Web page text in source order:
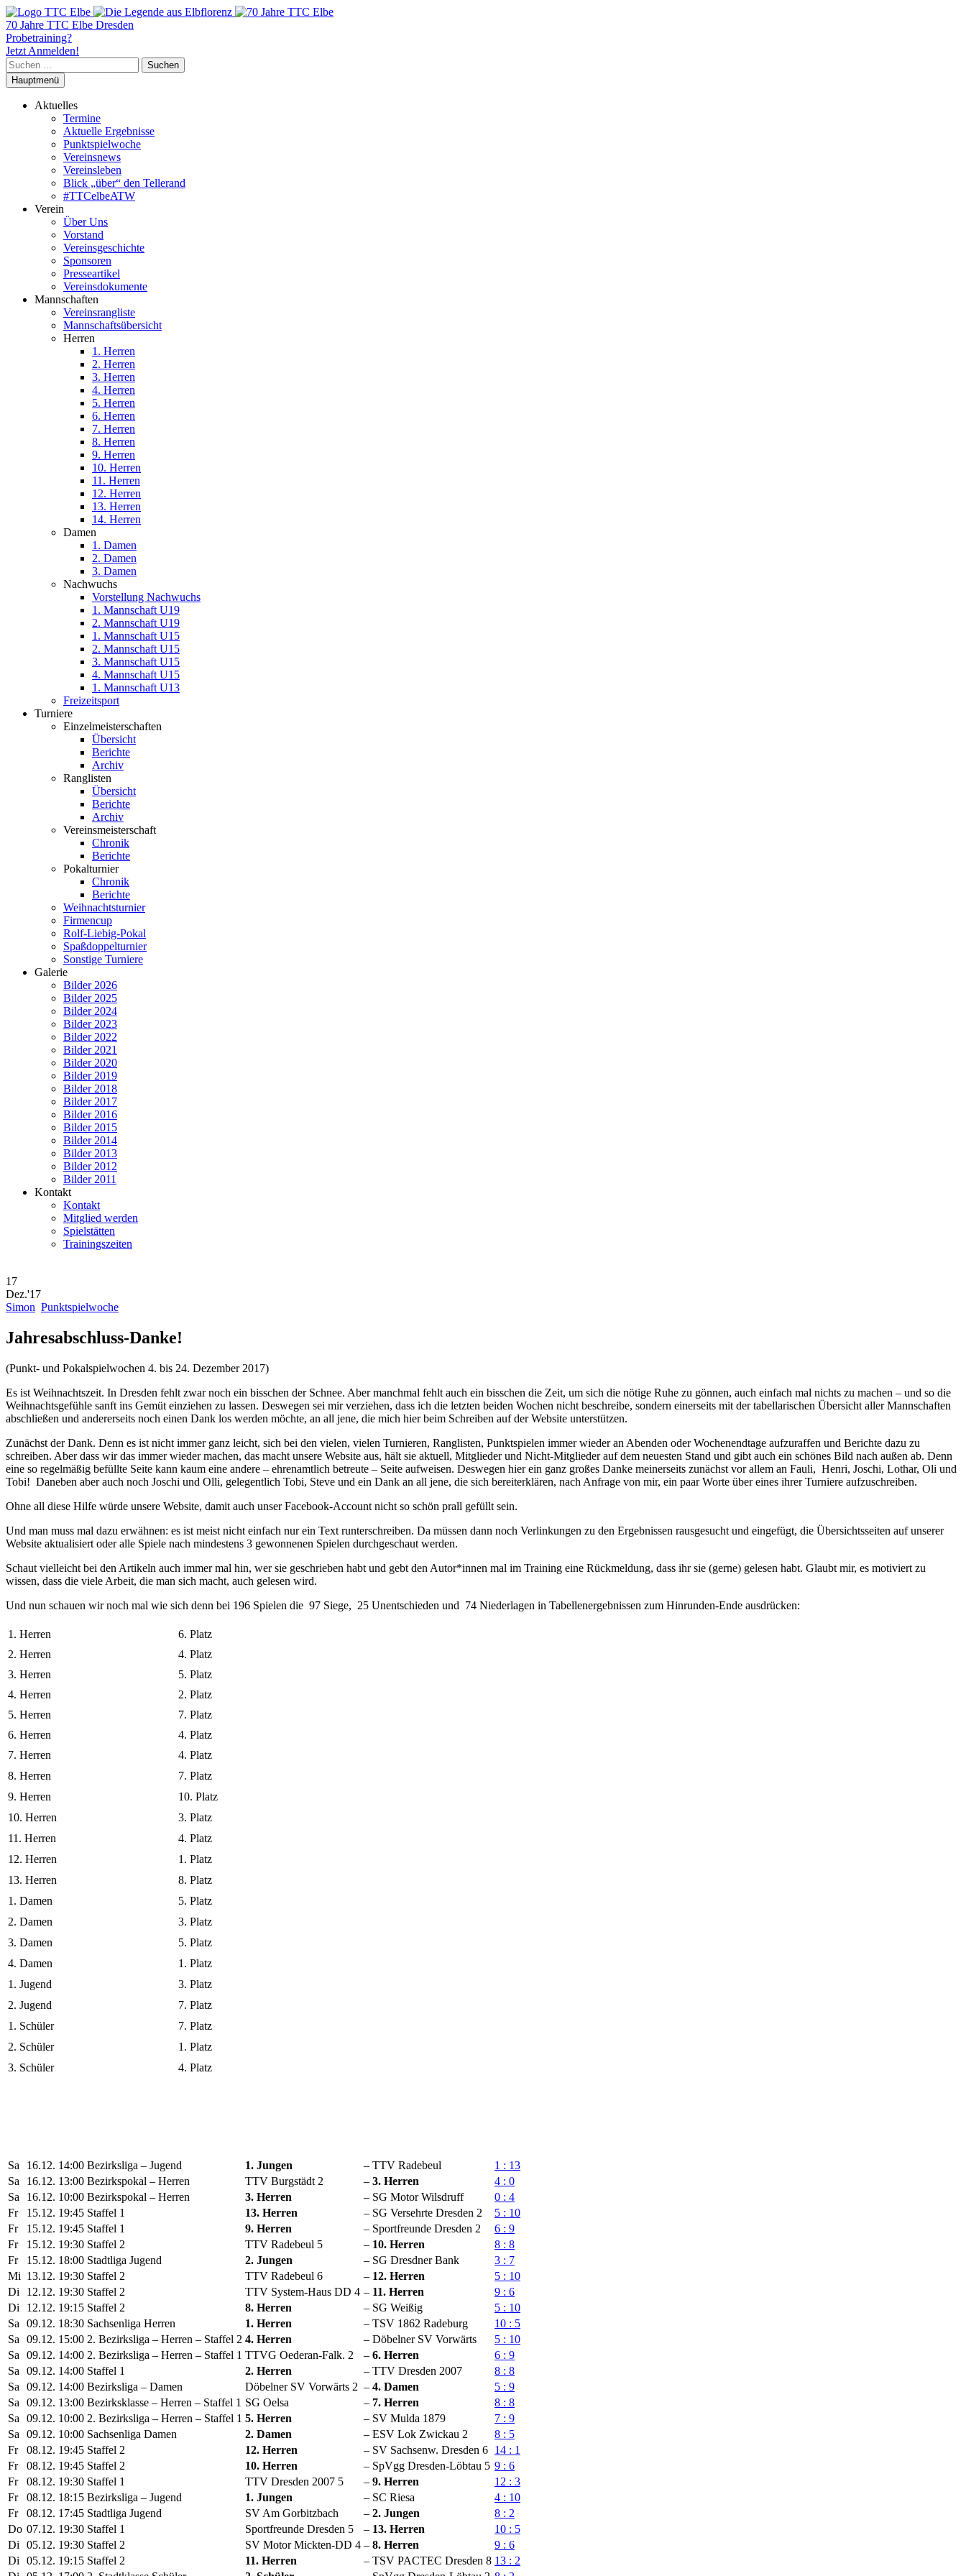
70 Jahre TTC Elbe Dresden
Probetraining?
Jetzt Anmelden!
Suchen
nach:
Hauptmenü
Aktuelles
Termine
Aktuelle Ergebnisse
Punktspielwoche
Vereinsnews
Vereinsleben
Blick „über“ den Tellerand
#TTCelbeATW
Verein
Über Uns
Vorstand
Vereinsgeschichte
Sponsoren
Presseartikel
Vereinsdokumente
Mannschaften
Vereinsrangliste
Mannschaftsübersicht
Herren
1. Herren
2. Herren
3. Herren
4. Herren
5. Herren
6. Herren
7. Herren
8. Herren
9. Herren
10. Herren
11. Herren
12. Herren
13. Herren
14. Herren
Damen
1. Damen
2. Damen
3. Damen
Nachwuchs
Vorstellung Nachwuchs
1. Mannschaft U19
2. Mannschaft U19
1. Mannschaft U15
2. Mannschaft U15
3. Mannschaft U15
4. Mannschaft U15
1. Mannschaft U13
Freizeitsport
Turniere
Einzelmeisterschaften
Übersicht
Berichte
Archiv
Ranglisten
Übersicht
Berichte
Archiv
Vereinsmeisterschaft
Chronik
Berichte
Pokalturnier
Chronik
Berichte
Weihnachtsturnier
Firmencup
Rolf-Liebig-Pokal
Spaßdoppelturnier
Sonstige Turniere
Galerie
Bilder 2026
Bilder 2025
Bilder 2024
Bilder 2023
Bilder 2022
Bilder 2021
Bilder 2020
Bilder 2019
Bilder 2018
Bilder 2017
Bilder 2016
Bilder 2015
Bilder 2014
Bilder 2013
Bilder 2012
Bilder 2011
Kontakt
Kontakt
Mitglied werden
Spielstätten
Trainingszeiten
17
Dez.'17
Simon Punktspielwoche
Jahresabschluss-Danke!
(Punkt- und Pokalspielwochen 4. bis 24. Dezember 2017)
Es ist Weihnachtszeit. In Dresden fehlt zwar noch ein bisschen der Schnee. Aber manchmal fehlt auch ein bisschen die Zeit, um sich die nötige Ruhe zu gönnen, auch einfach mal nichts zu machen – und so die
Weihnachtsgefühle sanft ins Gemüt einziehen zu lassen. Deswegen sei mir verziehen, dass ich die letzten beiden Wochen nicht beschreibe, sondern einerseits mit der tabellarischen Übersicht aller Mannschaften
abschließen und andererseits noch einen Dank los werden möchte, an all jene, die mich hier beim Schreiben auf der Website unterstützen.
Zunächst der Dank. Denn es ist nicht immer ganz leicht, sich bei den vielen, vielen Turnieren, Ranglisten, Punktspielen immer wieder an Abenden oder Wochenendtage aufzuraffen und Berichte dazu zu
schreiben. Aber dass wir das immer wieder machen, das macht unsere Website aus, hält sie aktuell, Mitglieder und Nicht-Mitglieder auf dem neuesten Stand und gibt auch ein schönes Bild nach außen ab. Denn
eine so regelmäßig befüllte Seite kann kaum eine andere – ehrenamtlich betreute – Seite aufweisen. Deswegen hier ein ganz großes Danke meinerseits zunächst vor allem an Fauli, Henri, Joschi, Lothar, Oli und
Tobi! Daneben aber auch noch Joschi und Olli, gelegentlich Tobi, Steve und ein Dank an all jene, die sich bereiterklären, nach Anfrage von mir, ein paar Worte über eines ihrer Turniere aufzuschreiben.
Ohne all diese Hilfe würde unsere Website, damit auch unser Facebook-Account nicht so schön prall gefüllt sein.
Und man muss mal dazu erwähnen: es ist meist nicht einfach nur ein Text runterschreiben. Da müssen dann noch Verlinkungen zu den Ergebnissen rausgesucht und eingefügt, die Übersichtsseiten auf unserer
Website aktualisiert oder alle Spiele nach mindestens 3 gewonnenen Spielen durchgeschaut werden.
Schaut vielleicht bei den Artikeln auch immer mal hin, wer sie geschrieben habt und gebt den Autor*innen mal im Training eine Rückmeldung, dass ihr sie (gerne) gelesen habt. Glaubt mir, es motiviert zu
wissen, dass die viele Arbeit, die man sich macht, auch gelesen wird.
Und nun schauen wir noch mal wie sich denn bei 196 Spielen die 97 Siege, 25 Unentschieden und 74 Niederlagen in Tabellenergebnissen zum Hinrunden-Ende ausdrücken:
1. Herren
6. Platz
2. Herren
4. Platz
3. Herren
5. Platz
4. Herren
2. Platz
5. Herren
7. Platz
6. Herren
4. Platz
7. Herren
4. Platz
8. Herren
7. Platz
9. Herren
10. Platz
10. Herren
3. Platz
11. Herren
4. Platz
12. Herren
1. Platz
13. Herren
8. Platz
1. Damen
5. Platz
2. Damen
3. Platz
3. Damen
5. Platz
4. Damen
1. Platz
1. Jugend
3. Platz
2. Jugend
7. Platz
1. Schüler
7. Platz
2. Schüler
1. Platz
3. Schüler
4. Platz
Sa 16.12. 14:00 Bezirksliga – Jugend 1. Jungen – TTV Radebeul
1 : 13
Sa
16.12. 13:00 Bezirkspokal – Herren TTV Burgstädt 2 – 3. Herren
4 : 0
Sa
16.12. 10:00 Bezirkspokal – Herren 3. Herren – SG Motor Wilsdruff
0 : 4
Fr
15.12. 19:45 Staffel 1 13. Herren – SG Versehrte Dresden 2
5 : 10
Fr
15.12. 19:45 Staffel 1 9. Herren – Sportfreunde Dresden 2
6 : 9
Fr
15.12. 19:30 Staffel 2 TTV Radebeul 5 – 10. Herren
8 : 8
Fr
15.12. 18:00 Stadtliga Jugend 2. Jungen – SG Dresdner Bank
3 : 7
Mi 13.12. 19:30 Staffel 2 TTV Radebeul 6 – 12. Herren
5 : 10
Di
12.12. 19:30 Staffel 2 TTV System-Haus DD 4 – 11. Herren
9 : 6
Di
12.12. 19:15 Staffel 2 8. Herren – SG Weißig
5 : 10
Sa
09.12. 18:30 Sachsenliga Herren 1. Herren – TSV 1862 Radeburg
10 : 5
Sa
09.12. 15:00 2. Bezirksliga – Herren – Staffel 2 4. Herren – Döbelner SV Vorwärts
5 : 10
Sa
09.12. 14:00 2. Bezirksliga – Herren – Staffel 1 TTVG Oederan-Falk. 2 – 6. Herren
6 : 9
Sa
09.12. 14:00 Staffel 1 2. Herren – TTV Dresden 2007
8 : 8
Sa
09.12. 14:00 Bezirksliga – Damen Döbelner SV Vorwärts 2 – 4. Damen
5 : 9
Sa
09.12. 13:00 Bezirksklasse – Herren – Staffel 1 SG Oelsa – 7. Herren
8 : 8
Sa
09.12. 10:00 2. Bezirksliga – Herren – Staffel 1 5. Herren – SV Mulda 1879
7 : 9
Sa
09.12. 10:00 Sachsenliga Damen 2. Damen – ESV Lok Zwickau 2
8 : 5
Fr
08.12. 19:45 Staffel 2 12. Herren – SV Sachsenw. Dresden 6 14 : 1
Fr
08.12. 19:45 Staffel 2 10. Herren – SpVgg Dresden-Löbtau 5 9 : 6
Fr
08.12. 19:30 Staffel 1 TTV Dresden 2007 5 – 9. Herren
12 : 3
Fr
08.12. 18:15 Bezirksliga – Jugend 1. Jungen – SC Riesa
4 : 10
Fr
08.12. 17:45 Stadtliga Jugend SV Am Gorbitzbach – 2. Jungen
8 : 2
Do 07.12. 19:30 Staffel 1 Sportfreunde Dresden 5 – 13. Herren
10 : 5
Di
05.12. 19:30 Staffel 2 SV Motor Mickten-DD 4 – 8. Herren
9 : 6
Di
05.12. 19:15 Staffel 2 11. Herren – TSV PACTEC Dresden 8 13 : 2